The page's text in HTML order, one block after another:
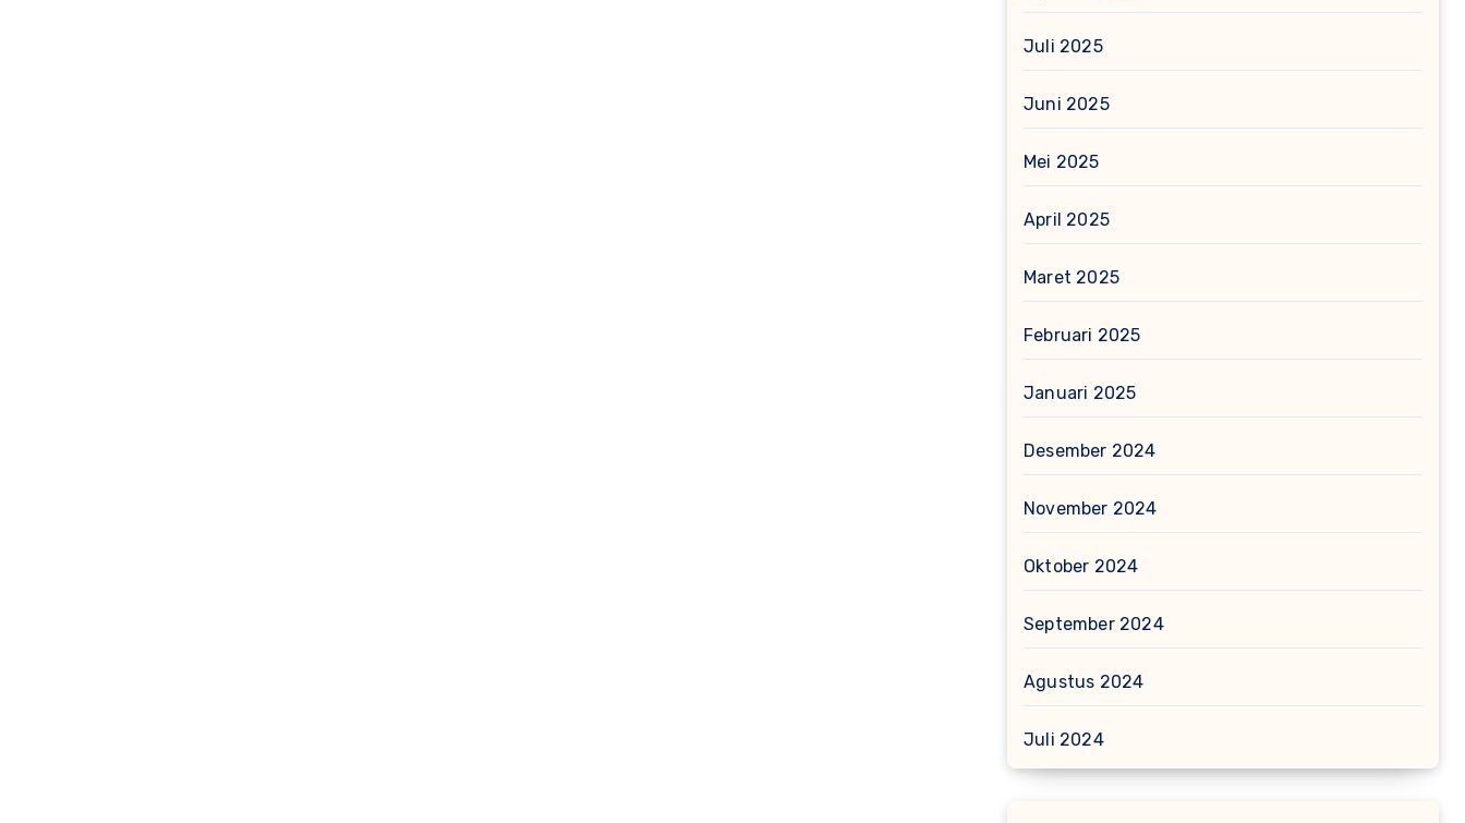
Juli 2025
Juni 2025
Mei 2025
April 2025
Maret 2025
Februari 2025
Januari 2025
Desember 2024
November 2024
Oktober 2024
September 2024
Agustus 2024
Juli 2024